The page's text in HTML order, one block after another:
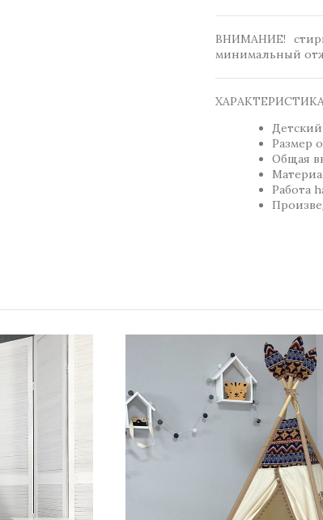
ВНИМАНИЕ!
минимальный
Размер
Общая
Работа